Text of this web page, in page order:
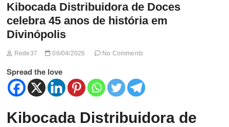
Kibocada Distribuidora de Doces
celebra 45 anos de história em
Divinópolis
Rede37 06/04/2026 No Comments
Spread the love
Kibocada Distribuidora de